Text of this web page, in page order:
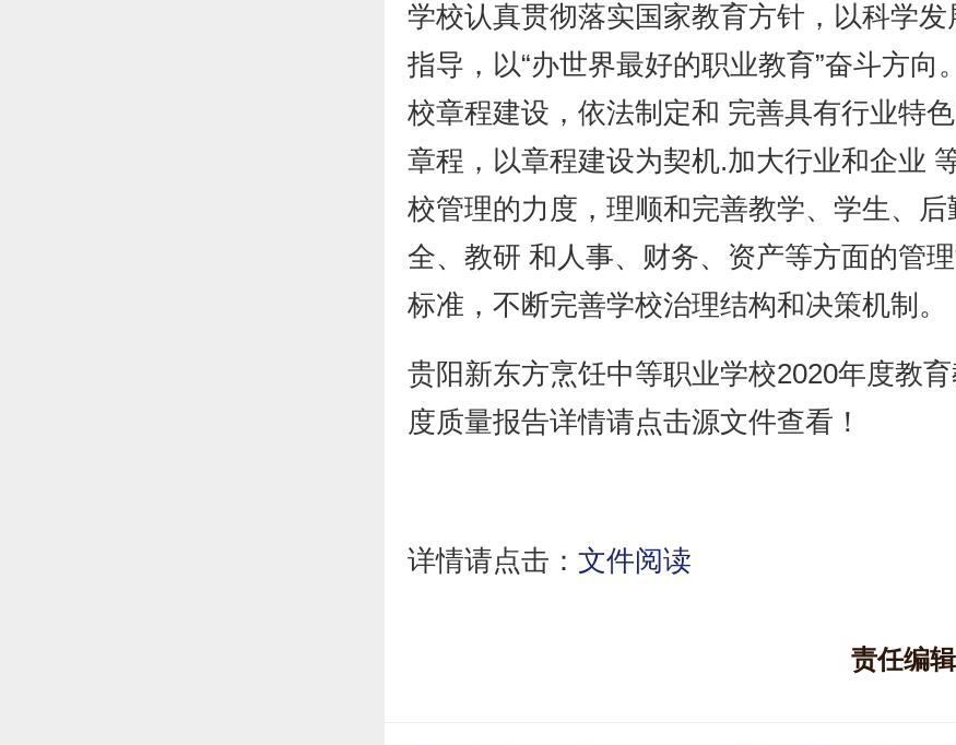
学校认真贯彻落实国家教育方针，以科学发
指导，以“办世界最好的职业教育”奋斗方向
校章程建设，依法制定和 完善具有行业特
章程，以章程建设为契机.加大行业和企业
校管理的力度，理顺和完善教学、学生、后
全、教研 和人事、财务、资产等方面的管理
标准，不断完善学校治理结构和决策机制。
贵阳新东方烹饪中等职业学校2020年度教
度质量报告详情请点击源文件查看！
详情请点击：文件阅读
责任编辑